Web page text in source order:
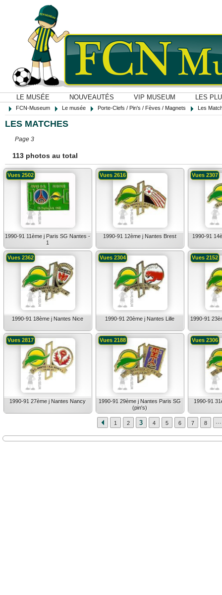
LE MUSÉE NOUVEAUTÉS VIP MUSEUM LES
FCN-Museum Le musée Porte-Clefs / Pin's / Fèves / Magnets Les
LES MATCHES
Page 3
113 photos au total
1990-91 11ème j Paris SG Nantes -
1
Vues 2502
1990-91 12ème j Nantes Brest
Vues 2616
1990-91
Vues 2307
1990-91 18ème j Nantes Nice
Vues 2362
1990-91 20ème j Nantes Lille
Vues 2304
1990-91
Vues 2152
1990-91 27ème j Nantes Nancy
Vues 2817
1990-91 29ème j Nantes Paris SG
(pin's)
Vues 2188
1990-91
Vues 2306
1 2 3 4 5 6 7 8 ...